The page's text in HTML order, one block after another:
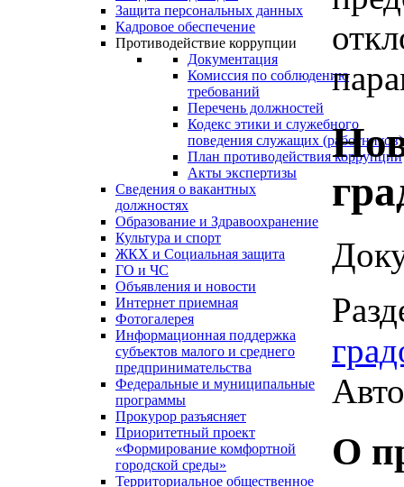
Защита персональных данных
Кадровое обеспечение
Противодействие коррупции
Документация
Комиссия по соблюдению
требований
Перечень должностей
Кодекс этики и служебного
поведения служащих (работников)
План противодействия коррупции
Акты экспертизы
Сведения о вакантных
должностях
Образование и Здравоохранение
Культура и спорт
ЖКХ и Социальная защита
ГО и ЧС
Объявления и новости
Интернет приемная
Фотогалерея
Информационная поддержка
субъектов малого и среднего
предпринимательства
Федеральные и муниципальные
программы
Прокурор разъясняет
Приоритетный проект
«Формирование комфортной
городской среды»
Территориальное общественное
О